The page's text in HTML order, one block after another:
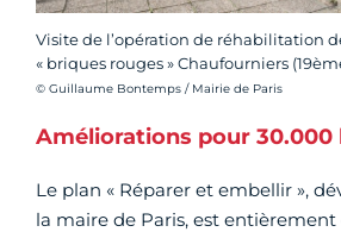
Visite de l’opération de réhabilitation
« briques rouges » Chaufourniers
Crédit photo :
© Guillaume Bontemps / Mairie de Paris
Améliorations pour 30.000
Le plan « Réparer et embellir »,
la maire de Paris, est entièrement